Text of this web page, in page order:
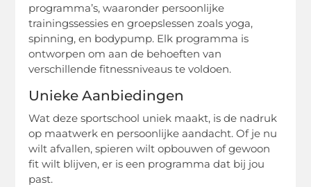
programma’s, waaronder persoonlijke
trainingssessies en groepslessen zoals yoga,
spinning, en bodypump. Elk programma is
ontworpen om aan de behoeften van
verschillende fitnessniveaus te voldoen.
Unieke Aanbiedingen
Wat deze sportschool uniek maakt, is de nadruk
op maatwerk en persoonlijke aandacht. Of je nu
wilt afvallen, spieren wilt opbouwen of gewoon
fit wilt blijven, er is een programma dat bij jou
past.